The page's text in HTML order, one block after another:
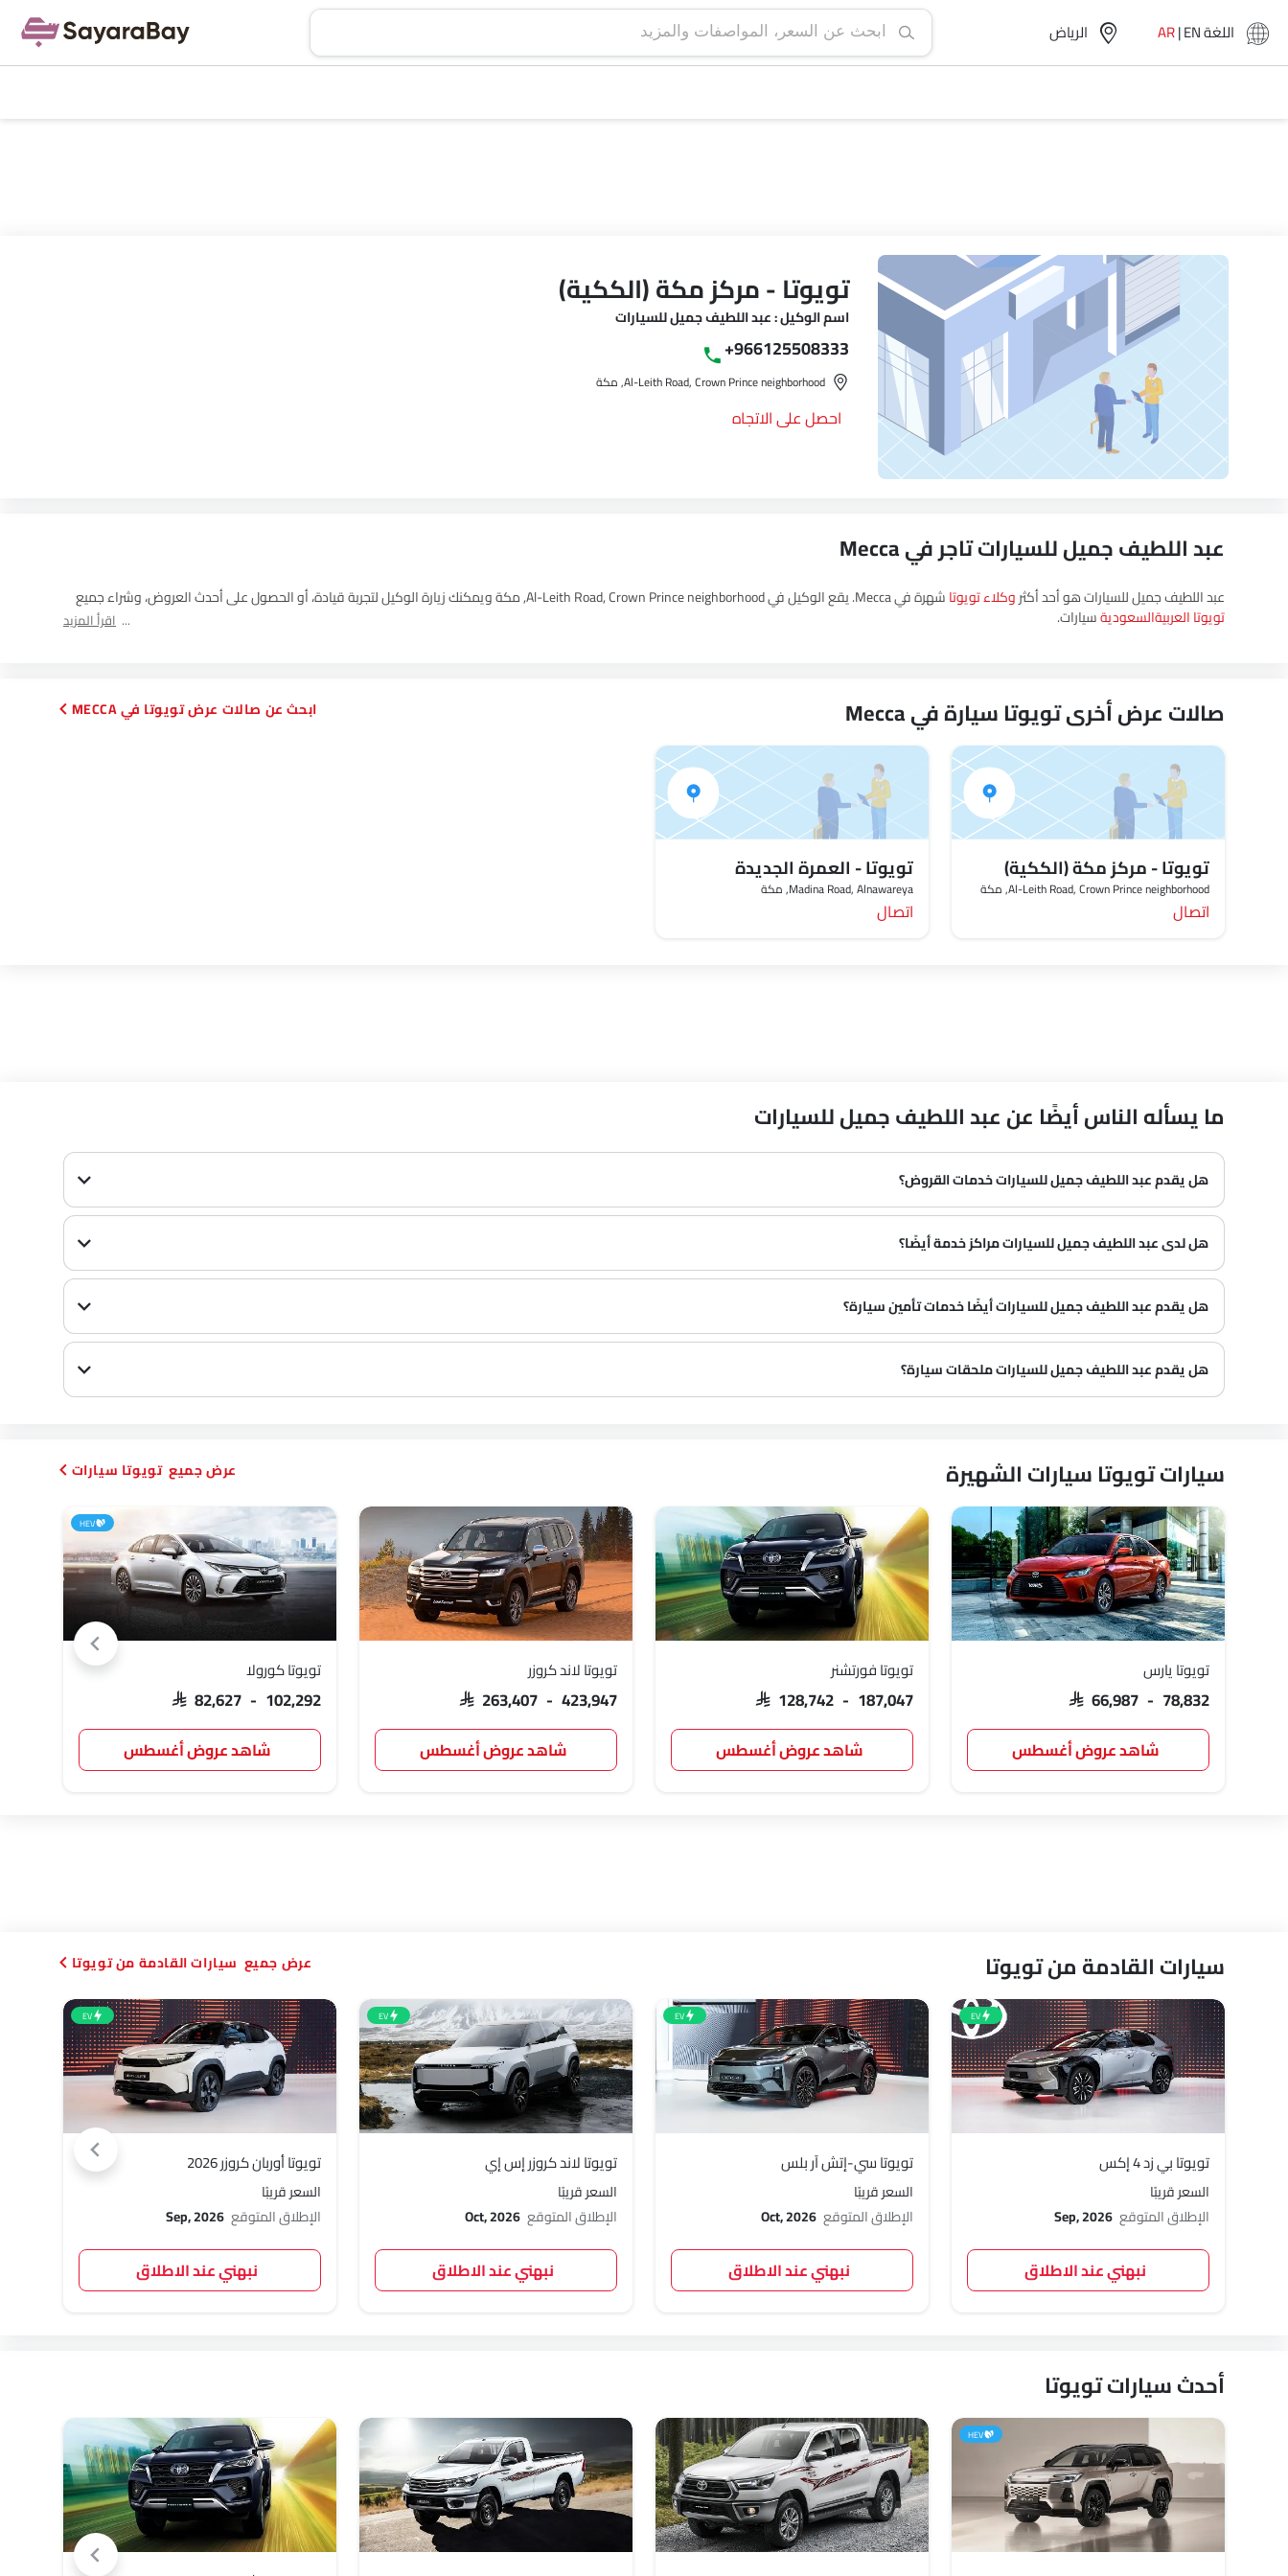
الرياض‎ اللغةEN
|
AR
تويوتا - مركز مكة (الككية)
اسم الوكيل : عبد اللطيف جميل للسيارات
+966125508333
Al-Leith Road, Crown Prince neighborhood, مكة
احصل على الاتجاه
عبد اللطيف جميل للسيارات تاجر في Mecca
عبد اللطيف جميل للسيارات هو أحد أكثروكلاء تويوتاشهرة في Mecca. يقع الوكيل في Al-Leith Road, Crown Prince neighborhood, مكة ويمكنك زيارة الوكيل لتجربة قيادة، أو الحصول على أحدث العروض، وشراء جميع
تويوتا العربيةالسعوديةسيارات. اقرأ المزيد
صالات عرض أخرى تويوتا سيارة في Mecca
تويوتا - مركز مكة (الككية)
Al-Leith Road, Crown Prince neighborhood, مكة
اتصال
تويوتا - العمرة الجديدة
Madina Road, Alnawareya, مكة
اتصال
ابحث عن صالات عرض تويوتا في MECCA
ما يسأله الناس أيضًا عن عبد اللطيف جميل للسيارات
هل يقدم عبد اللطيف جميل للسيارات خدمات القروض؟
هل لدى عبد اللطيف جميل للسيارات مراكز خدمة أيضًا؟
هل يقدم عبد اللطيف جميل للسيارات أيضًا خدمات تأمين سيارة؟
هل يقدم عبد اللطيف جميل للسيارات ملحقات سيارة؟
سيارات تويوتا سيارات الشهيرة
تويوتا يارس
SAR 66,987 - 78,832
شاهد عروض أغسطس
تويوتا فورتشنر
SAR 128,742 - 187,047
شاهد عروض أغسطس
تويوتا لاند كروزر
SAR 263,407 - 423,947
شاهد عروض أغسطس
HEV
تويوتا كورولا
SAR 82,627 - 102,292
شاهد عروض أغسطس
تويوتا سيارات
سيارات القادمة من تويوتا
EV
تويوتا بي زد 4 إكس
السعر قريبًا
الإطلاق المتوقع Sep, 2026
نبهني عند الاطلاق
EV
تويوتا سي-إتش آر بلس
السعر قريبًا
الإطلاق المتوقع Oct, 2026
نبهني عند الاطلاق
EV
تويوتا لاند كروزر إس إي
السعر قريبًا
الإطلاق المتوقع Oct, 2026
نبهني عند الاطلاق
EV
تويوتا أوربان كروزر 2026
السعر قريبًا
الإطلاق المتوقع Sep, 2026
نبهني عند الاطلاق
سيارات القادمة من تويوتا
أحدث سيارات تويوتا
HEV